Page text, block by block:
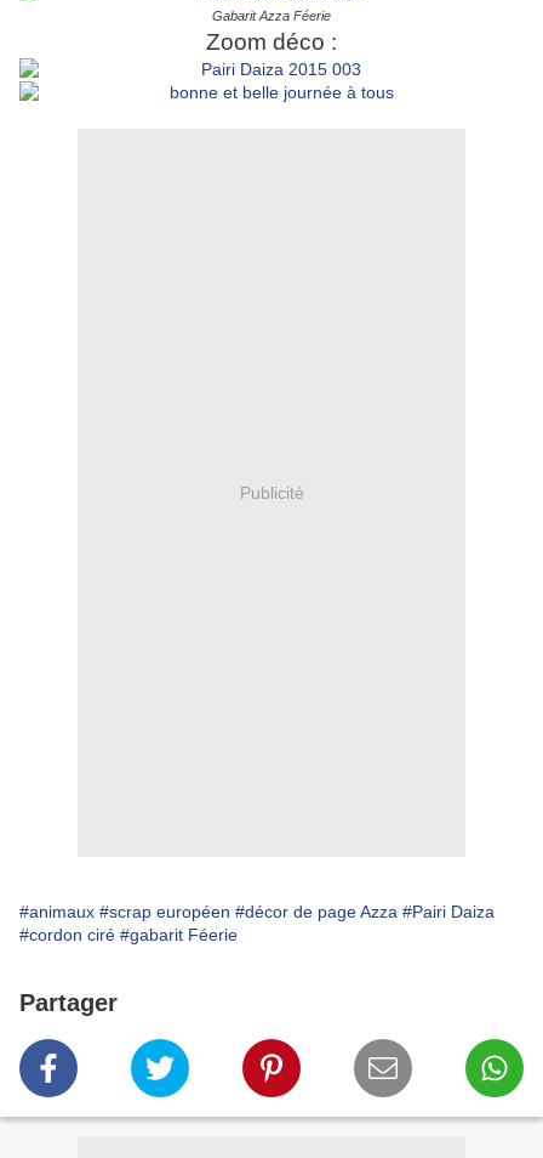
Gabarit Azza Féerie
Zoom déco :
Publicité
#animaux #scrap européen #décor de page Azza #Pairi Daiza
#cordon ciré #gabarit Féerie
Partager